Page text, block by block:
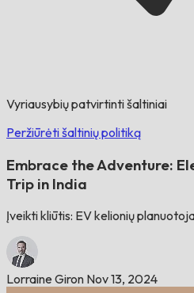
Vyriausybių patvirtinti šaltiniai
Peržiūrėti šaltinių politiką
Embrace the Adventure:
Trip in India
Įveikti kliūtis: EV kelionių
Lorraine Giron Nov 13, 2024